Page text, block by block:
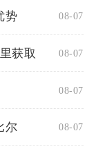
势 08-07
获取 08-07
08-07
尔 08-07